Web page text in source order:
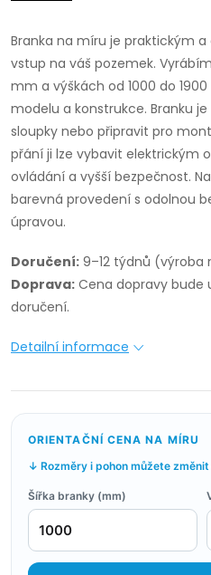
Branka na míru je praktickým
vstup na váš pozemek.
mm a výškách od 1000 do
modelu a konstrukce. Branku
sloupky nebo připravit pro
přání ji lze vybavit elektrickým
ovládání a vyšší bezpečnost.
barevná provedení s odolnou
úpravou.
Doručení: 9–12 týdnů (výroba
Doprava: Cena dopravy bude
doručení.
Detailní informace
ORIENTAČNÍ CENA NA MÍRU
↓ Rozměry i pohon můžete
Šířka branky (mm)